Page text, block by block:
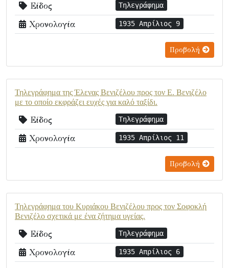
Είδος Τηλεγράφημα
Χρονολογία 1935 Απρίλιος 9
Προβολή
Τηλεγράφημα της Έλενας Βενιζέλου προς τον Ε. Βενιζέλο
με το οποίο εκφράζει ευχές για καλό ταξίδι.
Είδος Τηλεγράφημα
Χρονολογία 1935 Απρίλιος 11
Προβολή
Τηλεγράφημα του Κυριάκου Βενιζέλου προς τον Σοφοκλή
Βενιζέλο σχετικά με ένα ζήτημα υγείας.
Είδος Τηλεγράφημα
Χρονολογία 1935 Απρίλιος 6